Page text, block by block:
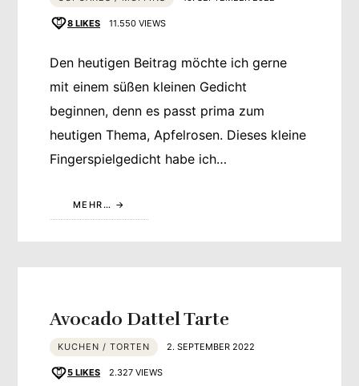
8 LIKES 11.550 VIEWS
Den heutigen Beitrag möchte ich gerne
mit einem süßen kleinen Gedicht
beginnen, denn es passt prima zum
heutigen Thema, Apfelrosen. Dieses kleine
Fingerspielgedicht habe ich…
MEHR…
Avocado Dattel Tarte
KUCHEN / TORTEN 2. SEPTEMBER 2022
5 LIKES 2.327 VIEWS